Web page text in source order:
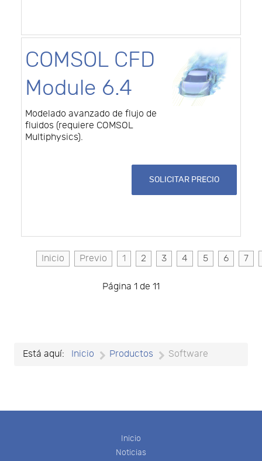
COMSOL CFD
Module 6.4
Modelado avanzado de flujo de
fluidos (requiere COMSOL
Multiphysics).
SOLICITAR PRECIO
Inicio Previo 1 2 3 4 5 6 7
Página 1 de 11
Está aquí: Inicio Productos Software
Inicio
Noticias